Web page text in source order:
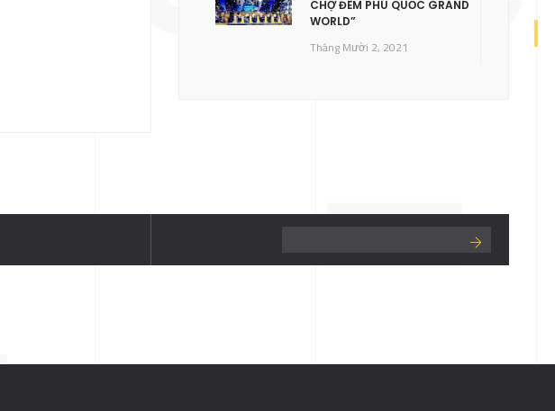
CHỢ ĐÊM PHÚ QUỐC GRAND
WORLD”
Tháng Mười 2, 2021